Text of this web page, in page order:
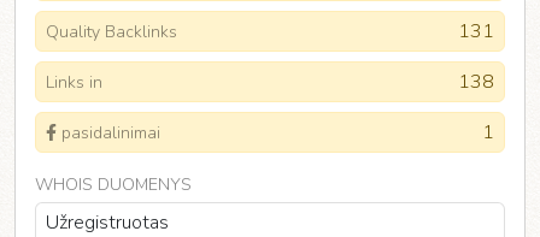
Quality Backlinks 131
Links in 138
pasidalinimai 1
WHOIS DUOMENYS
Užregistruotas